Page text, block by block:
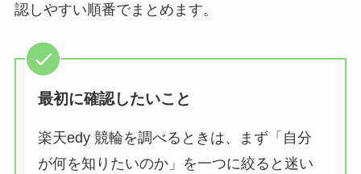
認しやすい順番でまとめます。
最初に確認したいこと
楽天edy 競輪を調べるときは、まず「自分
が何を知りたいのか」を一つに絞ると迷い